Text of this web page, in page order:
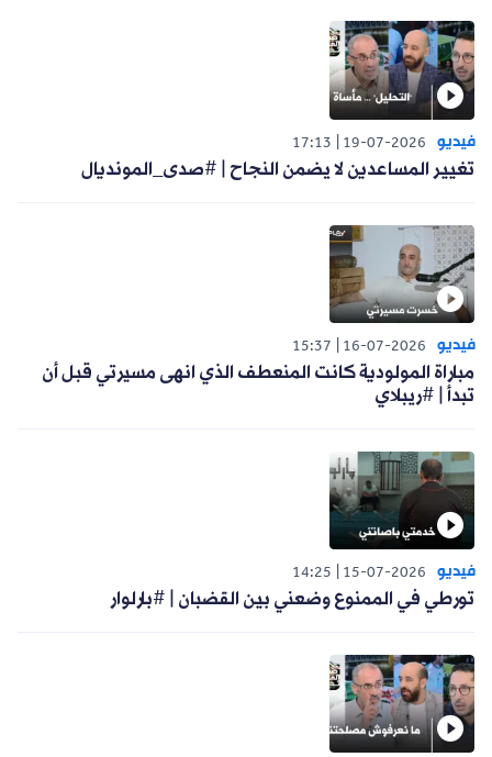
فيديو 19-07-2026
17:13
تغيير المساعدين لا يضمن النجاح | #صدى_المونديال
فيديو 16-07-2026
15:37
مباراة المولودية كانت المنعطف الذي انهى مسيرتي قبل أن
تبدأ | #ريبلاي
فيديو 15-07-2026
14:25
تورطي في الممنوع وضعني بين القضبان | #بارلوار